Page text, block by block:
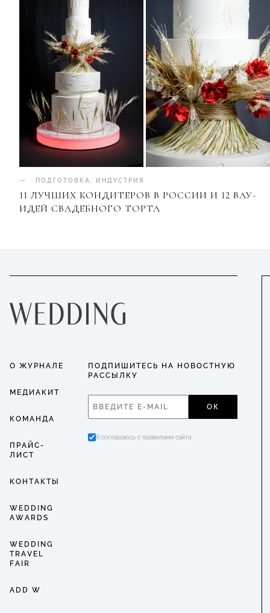
ПОДГОТОВКА ИНДУСТРИЯ
11 ЛУЧШИХ КОНДИТЕРОВ В РОССИИ И 12 ВАУ-
ИДЕЙ СВАДЕБНОГО ТОРТА
О ЖУРНАЛЕ
МЕДИАКИТ
КОМАНДА
ПРАЙС-
ЛИСТ
КОНТАКТЫ
WEDDING
AWARDS
WEDDING
TRAVEL
FAIR
ADD W
ПОДПИШИТЕСЬ НА НОВОСТНУЮ
РАССЫЛКУ
ОК
Я соглашаюсь с правилами сайта